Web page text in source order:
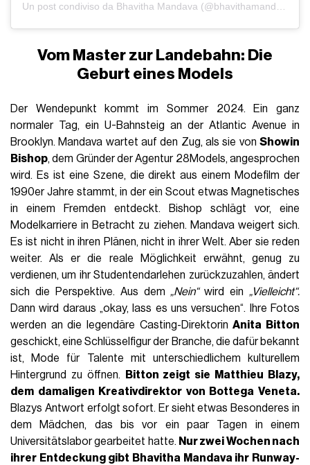
Un post condiviso da Bhavitha Mandava (@bhavithamandava)
Vom Master zur Landebahn: Die
Geburt eines Models
Der Wendepunkt kommt im Sommer 2024. Ein ganz
normaler Tag, ein U-Bahnsteig an der Atlantic Avenue in
Brooklyn. Mandava wartet auf den Zug, als sie von Showin
Bishop, dem Gründer der Agentur 28Models, angesprochen
wird. Es ist eine Szene, die direkt aus einem Modefilm der
1990er Jahre stammt, in der ein Scout etwas Magnetisches
in einem Fremden entdeckt. Bishop schlägt vor, eine
Modelkarriere in Betracht zu ziehen. Mandava weigert sich.
Es ist nicht in ihren Plänen, nicht in ihrer Welt. Aber sie reden
weiter. Als er die reale Möglichkeit erwähnt, genug zu
verdienen, um ihr Studentendarlehen zurückzuzahlen, ändert
sich die Perspektive. Aus dem„Nein“wird ein „Vielleicht“.
Dann wird daraus „okay, lass es uns versuchen“. Ihre Fotos
werden an die legendäre Casting-DirektorinAnita Bitton
geschickt, eine Schlüsselfigur der Branche, die dafür bekannt
ist, Mode für Talente mit unterschiedlichem kulturellem
Hintergrund zu öffnen.
Bitton zeigt sie Matthieu Blazy,
dem damaligen Kreativdirektor von Bottega Veneta.
Blazys Antwort erfolgt sofort. Er sieht etwas Besonderes in
dem Mädchen, das bis vor ein paar Tagen in einem
Universitätslabor gearbeitet hatte. Nur zwei Wochen nach
ihrer Entdeckung gibt Bhavitha Mandava ihr Runway-